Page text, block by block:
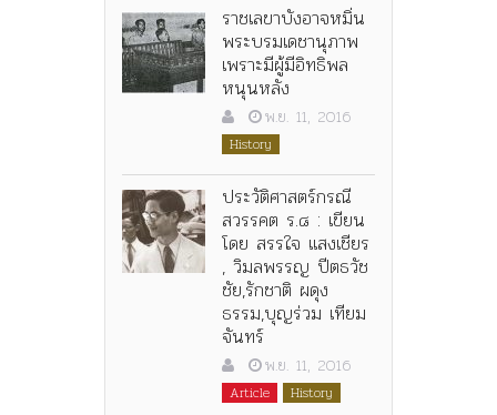
ราชเลขาบังอาจหมิ่น
พระบรมเดชานุภาพ
เพราะมีผู้มีอิทธิพล
หนุนหลัง
พ.ย. 11, 2016
History
ประวัติศาสตร์กรณี
สวรรคต ร.๘ : เขียน
โดย สรรใจ แสงเชียร
, วิมลพรรญ ปีตธวัช
ชัย,รักชาติ ผดุง
ธรรม,บุญร่วม เทียม
จันทร์
พ.ย. 11, 2016
Article History